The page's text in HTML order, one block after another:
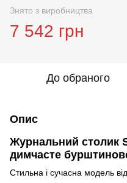
Знято з виробництва
7 542 грн
До обраного
Опис
Журнальний столик
димчасте
Стильна і сучасна модель